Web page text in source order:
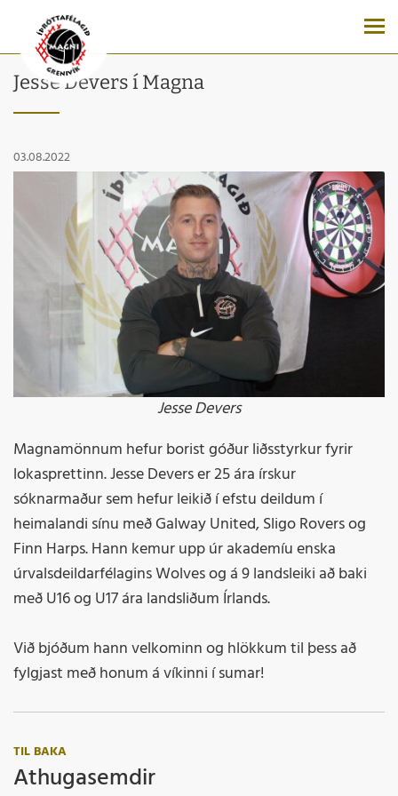
Jesse Devers í Magna
03.08.2022
Jesse Devers
Magnamönnum hefur borist góður liðsstyrkur fyrir
lokasprettinn. Jesse Devers er 25 ára írskur
sóknarmaður sem hefur leikið í efstu deildum í
heimalandi sínu með Galway United, Sligo Rovers og
Finn Harps. Hann kemur upp úr akademíu enska
úrvalsdeildarfélagins Wolves og á 9 landsleiki að baki
með U16 og U17 ára landsliðum Írlands.
Við bjóðum hann velkominn og hlökkum til þess að
fylgjast með honum á víkinni í sumar!
TIL BAKA
Athugasemdir